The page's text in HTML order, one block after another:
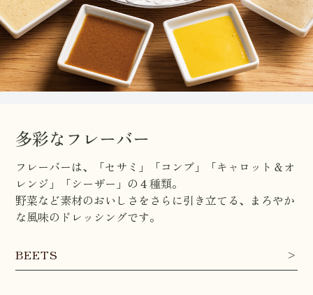
多彩なフレーバー
フレーバーは、「セサミ」「コンブ」「キャロット＆オ
レンジ」「シーザー」の４種類。
野菜など素材のおいしさをさらに引き立てる、まろやか
な風味のドレッシングです。
BEETS >